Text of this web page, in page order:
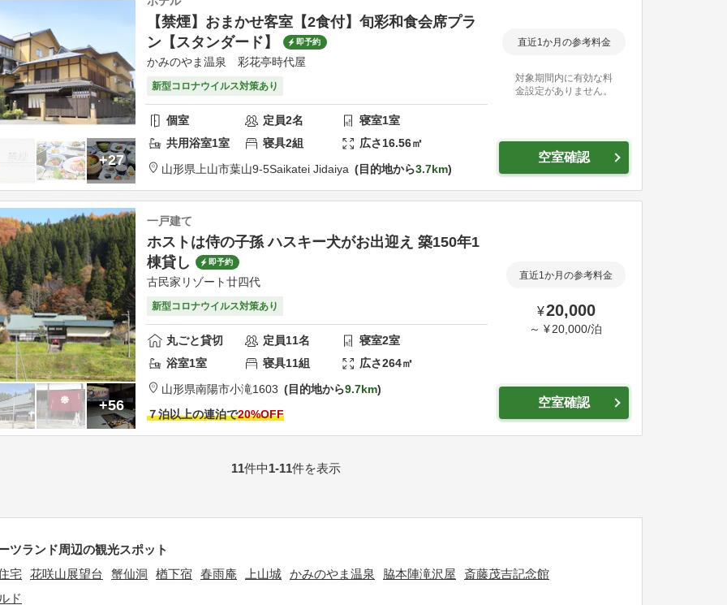
+27
【禁煙】おまかせ客室【2食付】旬彩和食会席プラ
ン【スタンダード】
即予約
かみのやま温泉 彩花亭時代屋
新型コロナウイルス対策あり
個室 定員2名 寝室1室
共用浴室1室 寝具2組 広さ16.56㎡
山形県 上山市葉山9-5Saikatei Jidaiya 目的地から3.7km
直近1か月の参考料金
対象期間内に有効な料
金設定がありません。
空室確認
+56
一戸建て
ホストは侍の子孫 ハスキー犬がお出迎え 築150年1
棟貸し
即予約
古民家リゾート廿四代
新型コロナウイルス対策あり
丸ごと貸切 定員11名 寝室2室
浴室1室 寝具11組 広さ264㎡
山形県南陽市小滝1603 目的地から9.7km
７泊以上の連泊で20%OFF
直近1か月の参考料金
¥20,000
～ ¥ 20,000/泊
空室確認
11件中1-11件を表示
ツランド周辺の観光スポット
宅 花咲山展望台 蟹仙洞 楢下宿 春雨庵 上山城 かみのやま温泉 脇本陣滝沢屋
斎藤茂吉記念館
ド